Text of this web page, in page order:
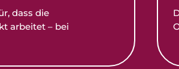
dass die
arbeitet – bei